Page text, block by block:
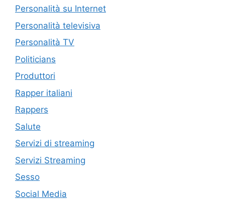
Personalità su Internet
Personalità televisiva
Personalità TV
Politicians
Produttori
Rapper italiani
Rappers
Salute
Servizi di streaming
Servizi Streaming
Sesso
Social Media